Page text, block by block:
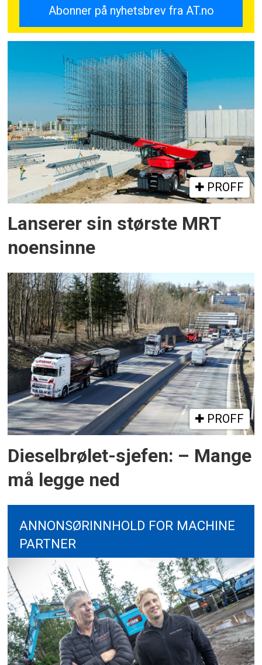
PROFF
Lanserer sin største MRT
noensinne
PROFF
Dieselbrølet-sjefen: – Mange
må legge ned
ANNONSØRINNHOLD FOR MACHINE
PARTNER